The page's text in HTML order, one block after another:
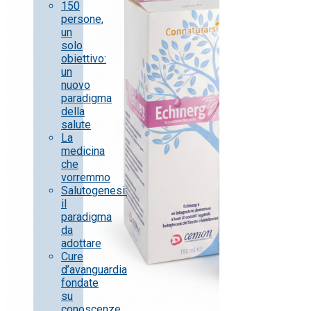
150
persone,
un
solo
obiettivo:
un
nuovo
paradigma
della
salute
La
medicina
che
vorremmo
Salutogenesi:
il
paradigma
da
adottare
Cure
d’avanguardia
fondate
su